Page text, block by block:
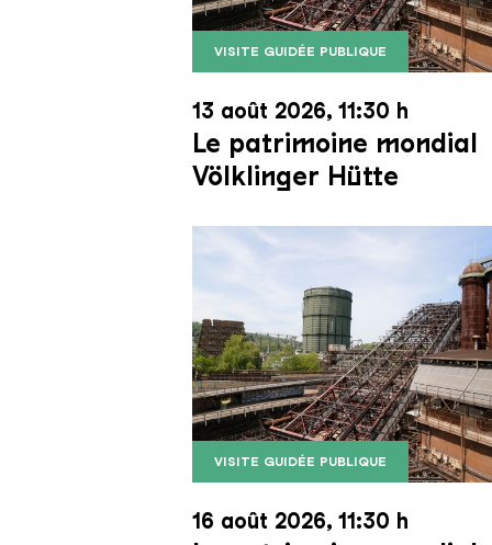
VISITE GUIDÉE PUBLIQUE
Le monte-charge incliné de la
Copyright: Weltkulturerbe
13 août 2026, 11:30 h
Le patrimoine mondial
Völklinger Hütte
VISITE GUIDÉE PUBLIQUE
Le monte-charge incliné de la
Copyright: Weltkulturerbe
16 août 2026, 11:30 h